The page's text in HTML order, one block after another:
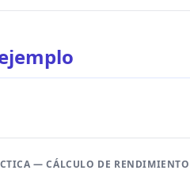
— CÁLCULO DE